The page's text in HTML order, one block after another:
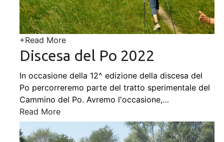
+Read More
Discesa del Po 2022
In occasione della 12^ edizione della discesa del
Po percorreremo parte del tratto sperimentale del
Cammino del Po. Avremo l'occasione,…
Read More